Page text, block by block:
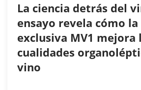
La ciencia detrás del
ensayo revela cómo
exclusiva MV1 mejora
cualidades
vino